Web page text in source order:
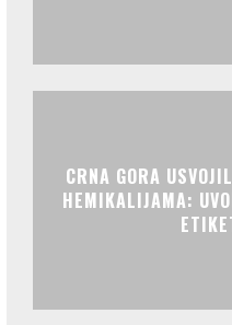
CRNA GORA
HEMIKALIJAMA: